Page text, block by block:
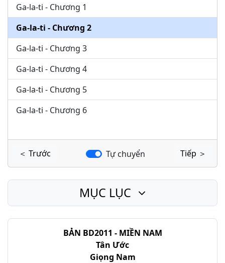
Ga-la-ti - Chương 1
Ga-la-ti - Chương 2
Ga-la-ti - Chương 3
Ga-la-ti - Chương 4
Ga-la-ti - Chương 5
Ga-la-ti - Chương 6
＜ Trước Tự chuyển Tiếp ＞
BẢN BD2011 - MIỀN NAM
Tân Ước
Giọng Nam
MỤC LỤC